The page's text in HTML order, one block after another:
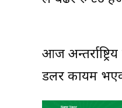
आज
डलर कायम